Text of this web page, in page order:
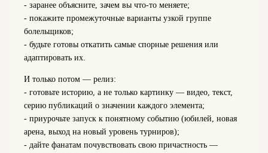
- заранее объясните, зачем вы что-то меняете;
- покажите промежуточные варианты узкой группе
болельщиков;
- будьте готовы откатить самые спорные решения или
адаптировать их.
И только потом — релиз:
- готовьте историю, а не только картинку — видео, текст,
серию публикаций о значении каждого элемента;
- приурочьте запуск к понятному событию (юбилей, новая
арена, выход на новый уровень турниров);
- дайте фанатам почувствовать свою причастность —